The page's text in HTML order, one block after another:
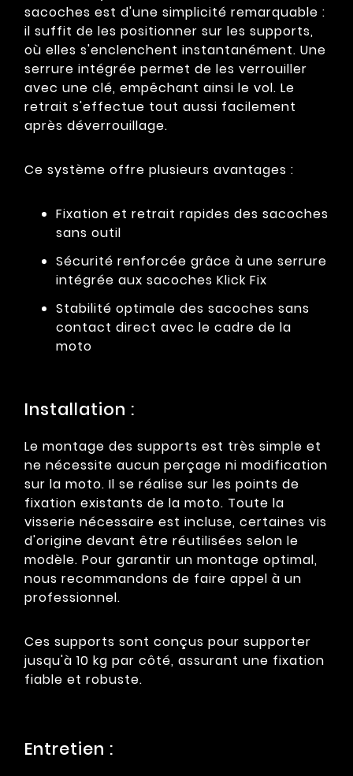
sacoches est d'une simplicité remarquable :
il suffit de les positionner sur les supports,
où elles s'enclenchent instantanément. Une
serrure intégrée permet de les verrouiller
avec une clé, empêchant ainsi le vol. Le
retrait s'effectue tout aussi facilement
après déverrouillage.
Ce système offre plusieurs avantages :
Fixation et retrait rapides des sacoches
sans outil
Sécurité renforcée grâce à une serrure
intégrée aux sacoches Klick Fix
Stabilité optimale des sacoches sans
contact direct avec le cadre de la
moto
Installation :
Le montage des supports est très simple et
ne nécessite aucun perçage ni modification
sur la moto. Il se réalise sur les points de
fixation existants de la moto. Toute la
visserie nécessaire est incluse, certaines vis
d'origine devant être réutilisées selon le
modèle. Pour garantir un montage optimal,
nous recommandons de faire appel à un
professionnel.
Ces supports sont conçus pour supporter
jusqu'à 10 kg par côté, assurant une fixation
fiable et robuste.
Entretien :